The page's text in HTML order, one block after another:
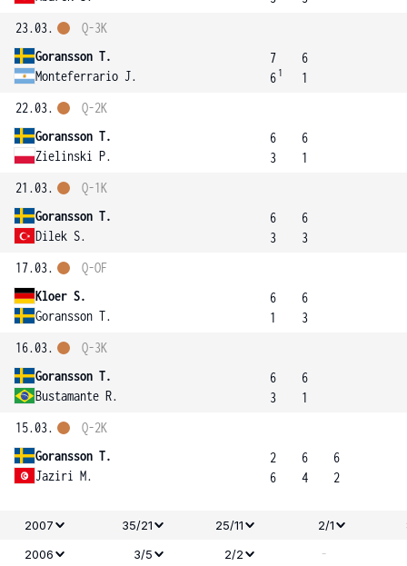
23.03.
Goransson T.
Monteferrario J.
Q-3K
7
6 1
6
1
22.03.
Goransson T.
Zielinski P.
Q-2K
6
3
6
1
21.03.
Goransson T.
Dilek S.
Q-1K
6
3
6
3
17.03.
Kloer S.
Goransson T.
Q-OF
6
1
6
3
16.03.
Goransson T.
Bustamante R.
Q-3K
6
3
6
1
15.03.
Goransson T.
Jaziri M.
Q-2K
2
6
6
4
6
2
2007 35/21 25/11 2/1
2006
3/5 2/2 -